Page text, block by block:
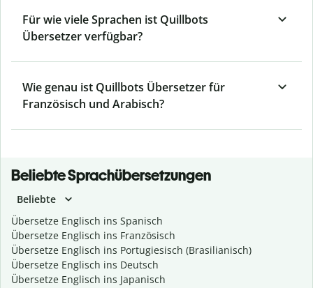
Für wie viele Sprachen ist Quillbots
Übersetzer verfügbar?
Wie genau ist Quillbots Übersetzer für
Französisch und Arabisch?
Beliebte Sprachübersetzungen
Beliebte
Übersetze Englisch ins Spanisch
Übersetze Englisch ins Französisch
Übersetze Englisch ins Portugiesisch (Brasilianisch)
Übersetze Englisch ins Deutsch
Übersetze Englisch ins Japanisch